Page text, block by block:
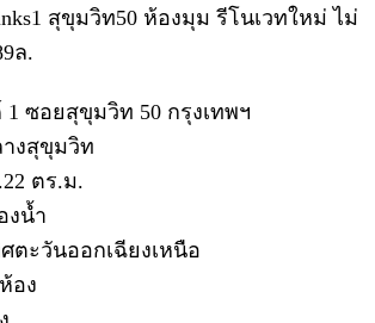
สุขุมวิท50 ห้องมุม รีโนเวทใหม่ ไม่
ล.
ซอยสุขุมวิท 50 กรุงเทพฯ
างสุขุมวิท
ตร.ม.
งน้ำ
ตะวันออกเฉียงเหนือ
อง